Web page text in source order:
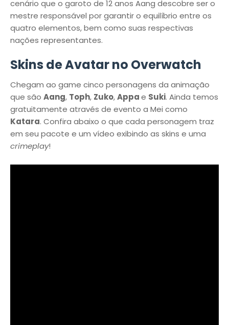
cenário que o garoto de 12 anos Aang descobre ser o
mestre responsável por garantir o equilíbrio entre os
quatro elementos, bem como suas respectivas
nações representantes.
Skins de Avatar no Overwatch
Chegam ao game cinco personagens da animação
que são Aang, Toph, Zuko,Appae Suki. Ainda temos
gratuitamente através de evento a Mei como
Katara. Confira abaixo o que cada personagem traz
em seu pacote e um vídeo exibindo as skins e uma
crimeplay!